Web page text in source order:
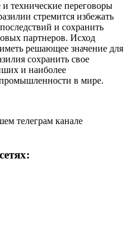
технические переговоры
стремится избежать
и сохранить
партнеров. Исход
решающее значение для
сохранить свое
и наиболее
в мире.
телеграм канале